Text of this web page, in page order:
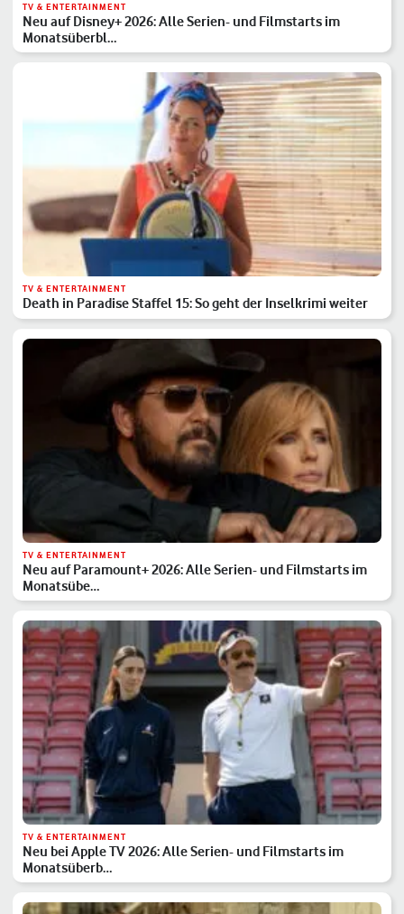
TV & ENTERTAINMENT
Neu auf Disney+ 2026: Alle Serien- und Filmstarts im
Monatsüberbl…
TV & ENTERTAINMENT
Death in Paradise Staffel 15: So geht der Inselkrimi weiter
TV & ENTERTAINMENT
Neu auf Paramount+ 2026: Alle Serien- und Filmstarts im
Monatsübe…
TV & ENTERTAINMENT
Neu bei Apple TV 2026: Alle Serien- und Filmstarts im
Monatsüberb…